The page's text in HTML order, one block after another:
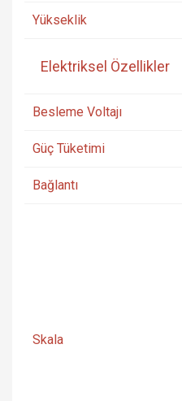
Yükseklik
Elektriksel Özellikler
Besleme Voltajı
Güç Tüketimi
Bağlantı
Skala